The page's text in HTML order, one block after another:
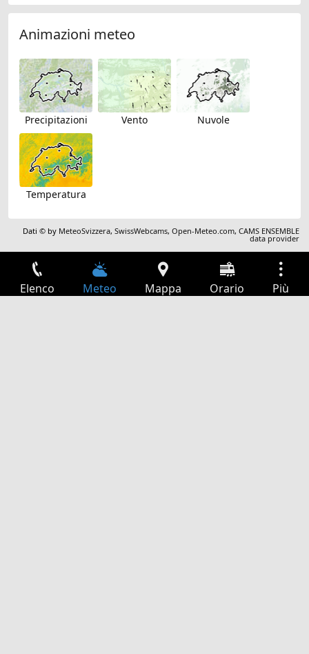
Animazioni meteo
Precipitazioni Vento Nuvole
Temperatura
Dati © by MeteoSvizzera,SwissWebcams,Open-Meteo.com,CAMS ENSEMBLE
data provider
Elenco Meteo Mappa Orario Più